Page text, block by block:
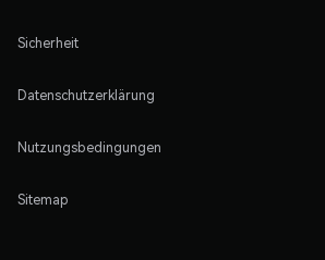
Sicherheit
Datenschutzerklärung
Nutzungsbedingungen
Sitemap